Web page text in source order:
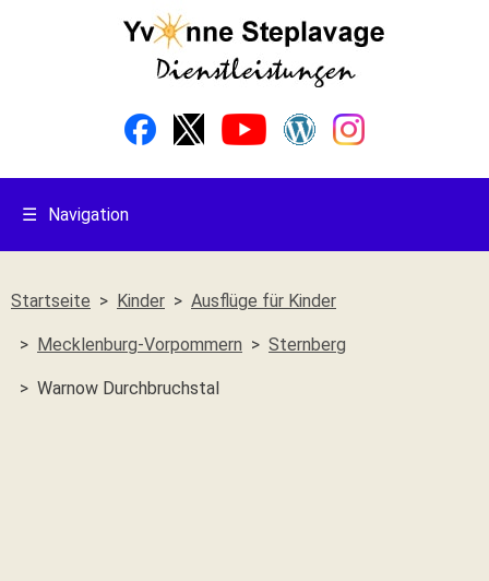
☰ Navigation
Startseite Kinder Ausflüge für Kinder
Mecklenburg-Vorpommern Sternberg
Warnow Durchbruchstal